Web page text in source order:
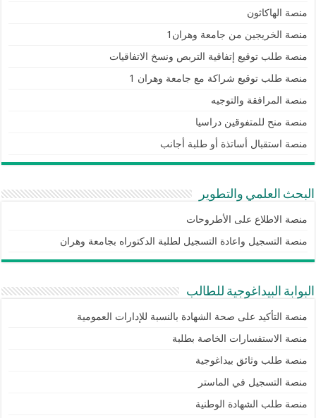
منصة الهاكاثون
منصة الخريجين من جامعة وهران1
منصة طلب توقيع إتفاقية التربص ونسخ الاتفاقيات
منصة طلب توقيع شراكة مع جامعة وهران 1
منصة المرافقة والتوجيه
منصة منح للمتفوقين دراسيا
منصة استقبال أساتذة أو طلبة أجانب
البحث العلمي والتطوير
منصة الاطلاع على الأطروحات
منصة التسجيل واعادة التسجيل لطلبة الدكتوراه بجامعة وهران
البوابة البيداغوجية للطالب
منصة التأكيد على صحة الشهادة بالنسبة للإدارات العمومية
منصة الاستفسارات الخاصة بطلبة
منصة طلب وثائق بيداغوجية
منصة التسجيل في الماستر
منصة طلب الشهادة الوطنية